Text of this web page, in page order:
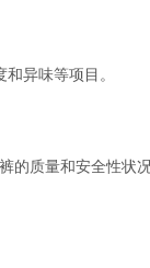
异味等项目。
的质量和安全性状